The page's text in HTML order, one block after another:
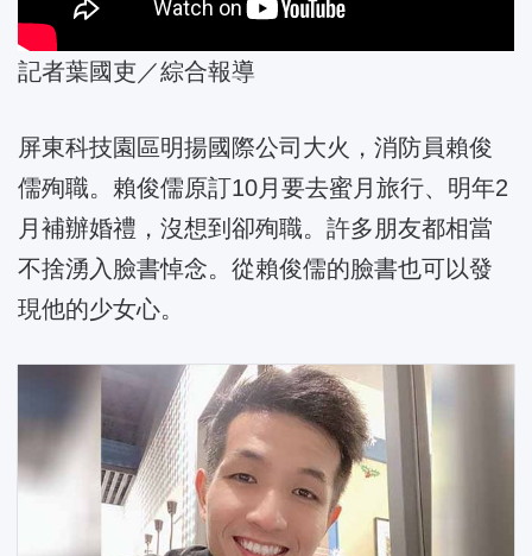
記者葉國吏／綜合報導
屏東科技園區明揚國際公司大火，消防員賴俊
儒殉職。賴俊儒原訂10月要去蜜月旅行、明年2
月補辦婚禮，沒想到卻殉職。許多朋友都相當
不捨湧入臉書悼念。從賴俊儒的臉書也可以發
現他的少女心。